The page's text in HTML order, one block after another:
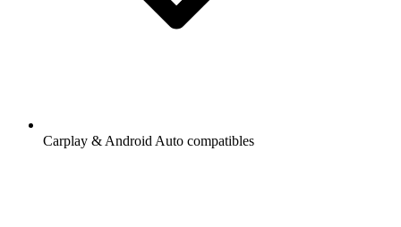
Carplay & Android Auto compatibles